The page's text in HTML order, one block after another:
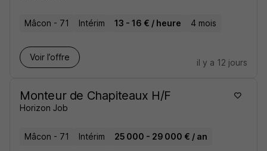
Mâcon - 71 Intérim 13 - 16 € / heure 4 mois
Voir l’offre
il y a 12 jours
Monteur de Chapiteaux H/F
Horizon Job
Mâcon - 71 Intérim 25 000 - 29 000 € / an